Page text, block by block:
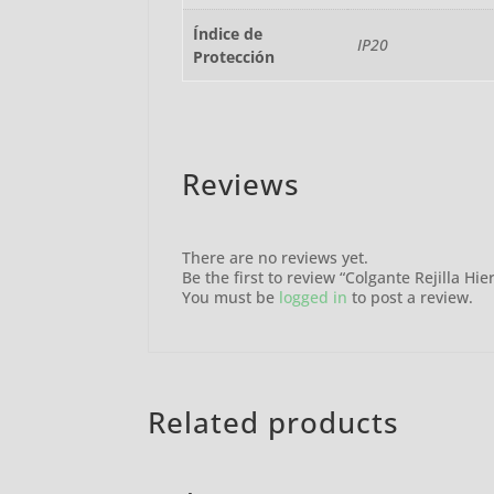
Índice de
Protección
IP20
Reviews
There are no reviews yet.
Be the first to review “Colgante Rejilla
You must be logged in to post a review.
Related products